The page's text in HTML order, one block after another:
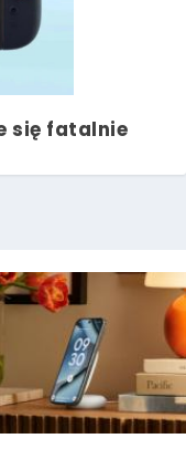
się fatalnie